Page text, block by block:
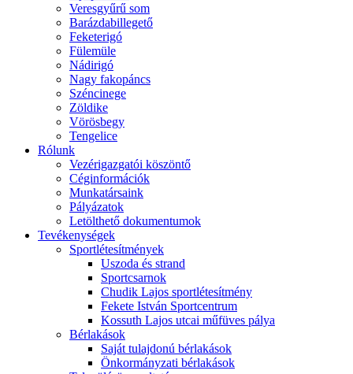
Veresgyűrű som
Barázdabillegető
Feketerigó
Fülemüle
Nádirigó
Nagy fakopáncs
Széncinege
Zöldike
Vörösbegy
Tengelice
Rólunk
Vezérigazgatói köszöntő
Céginformációk
Munkatársaink
Pályázatok
Letölthető dokumentumok
Tevékenységek
Sportlétesítmények
Uszoda és strand
Sportcsarnok
Chudik Lajos sportlétesítmény
Fekete István Sportcentrum
Kossuth Lajos utcai műfüves pálya
Bérlakások
Saját tulajdonú bérlakások
Önkormányzati bérlakások